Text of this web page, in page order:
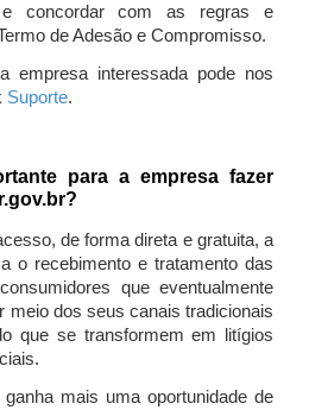
concordar com as regras e
de Adesão e Compromisso.
empresa interessada pode nos
Suporte.
para a empresa fazer
de forma direta e gratuita, a
o recebimento e tratamento das
que eventualmente
meio dos seus canais tradicionais
que se transformem em litígios
mais uma oportunidade de